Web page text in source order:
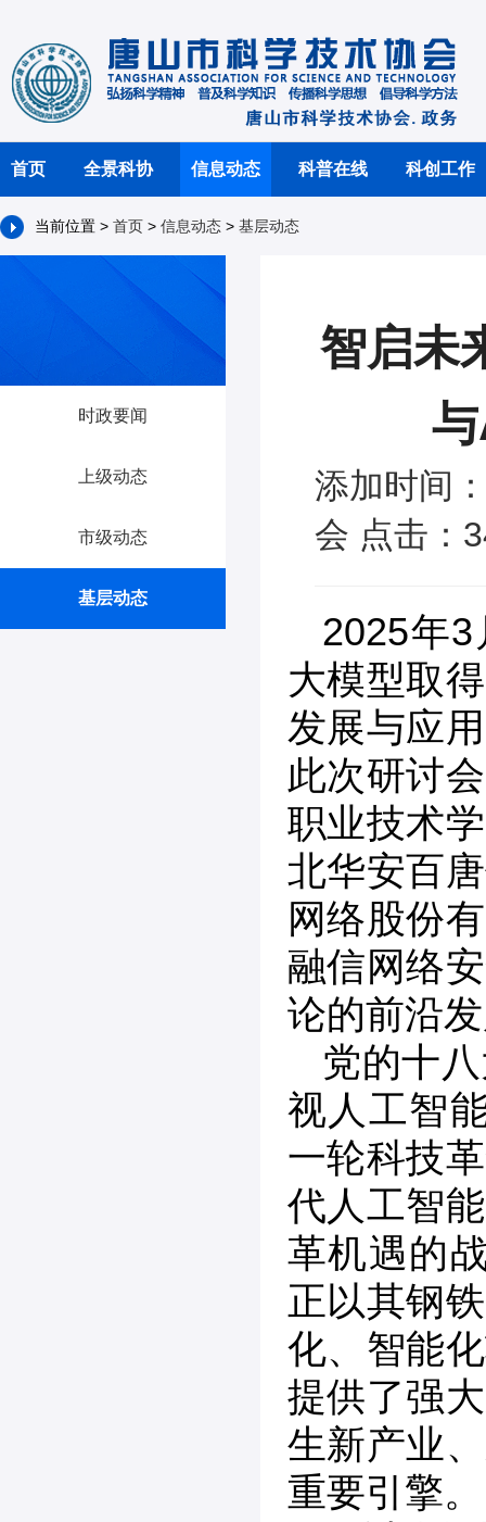
首页 全景科协 信息动态 科普在线 科创工作
当前位置 > 首页 > 信息动态 > 基层动态
时政要闻
上级动态
市级动态
基层动态
智启未
添加时间
会 点击：
2025年
大模型取
发展与应
此次研讨
职业技术
北华安百
网络股份
融信网络
论的前沿
党的十
视人工智
一轮科技
代人工智
革机遇的
正以其钢
化、智能
提供了强
生新产业
重要引擎。